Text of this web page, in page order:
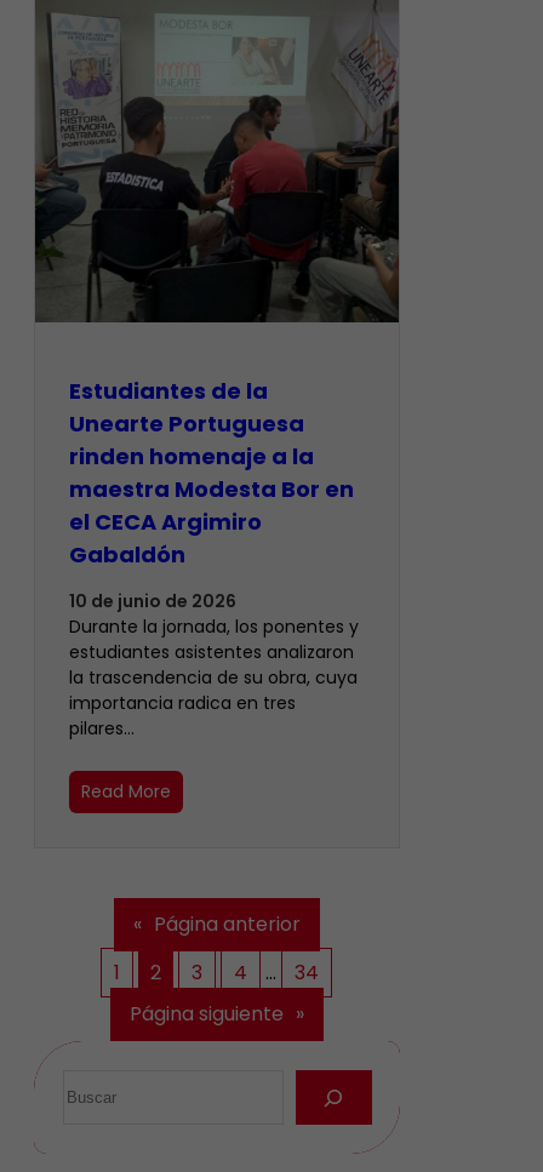
Estudiantes de la
Unearte Portuguesa
rinden homenaje a la
maestra Modesta Bor en
el CECA Argimiro
Gabaldón
10 de junio de 2026
Durante la jornada, los ponentes y
estudiantes asistentes analizaron
la trascendencia de su obra, cuya
importancia radica en tres
pilares…
Read More
« Página anterior
1
2 3 4 …
34
Página siguiente »